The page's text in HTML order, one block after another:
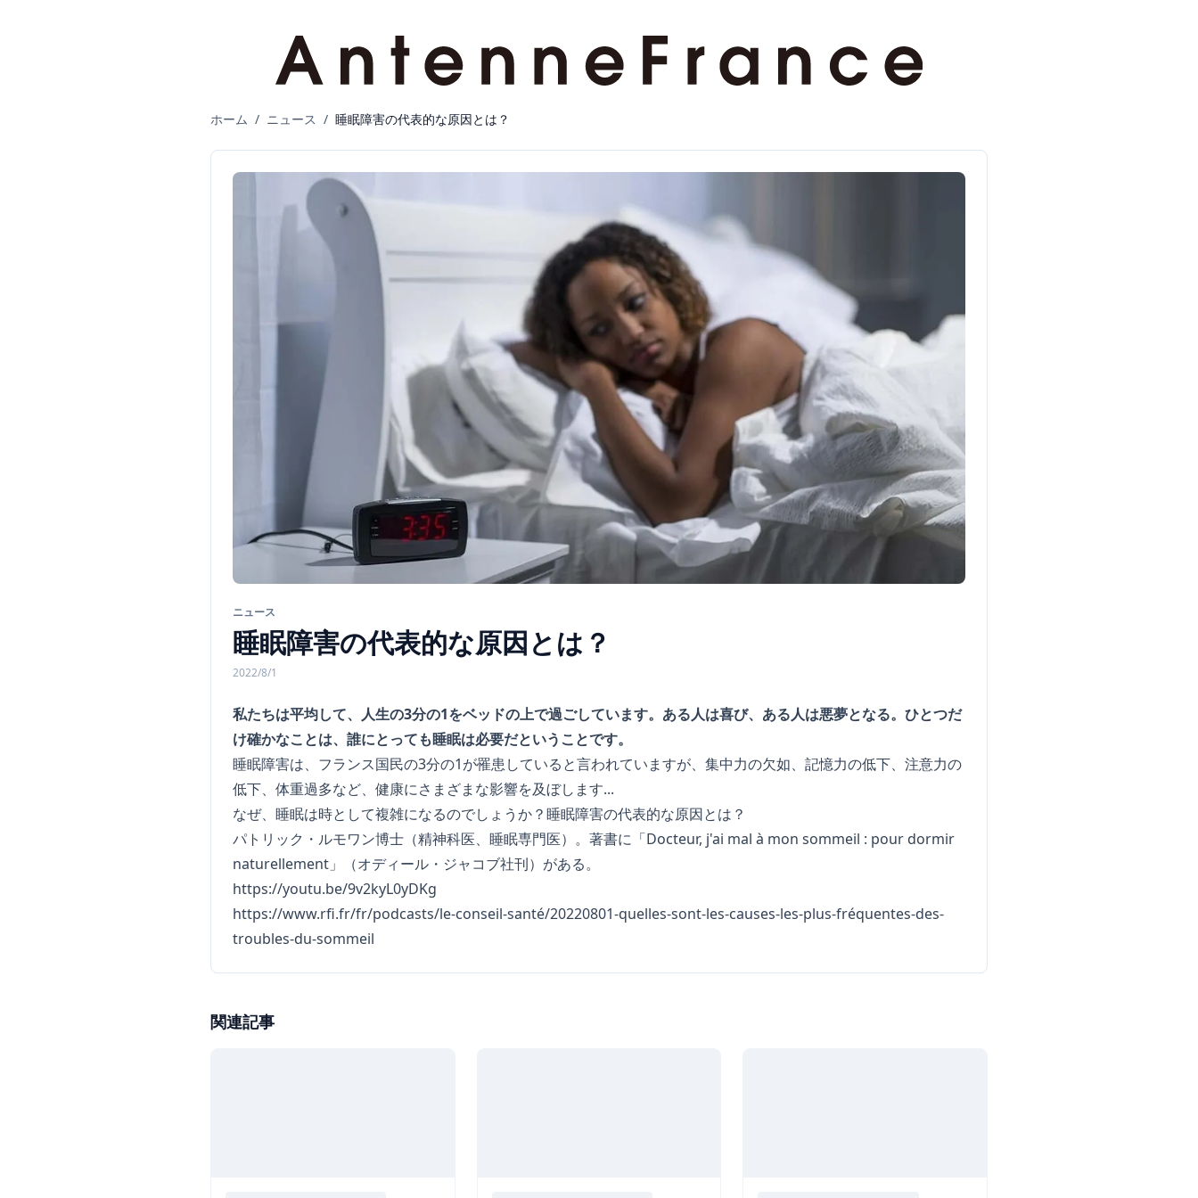
ホーム / ニュース / 睡眠障害の代表的な原因とは？
ニュース
睡眠障害の代表的な原因とは？
2022/8/1
私たちは平均して、人生の3分の1をベッドの上で過ごしています。ある人は喜び、ある人は悪夢となる。ひとつだ
け確かなことは、誰にとっても睡眠は必要だということです。
睡眠障害は、フランス国民の3分の1が罹患していると言われていますが、集中力の欠如、記憶力の低下、注意力の
低下、体重過多など、健康にさまざまな影響を及ぼします...
なぜ、睡眠は時として複雑になるのでしょうか？睡眠障害の代表的な原因とは？
パトリック・ルモワン博士（精神科医、睡眠専門医）。著書に「Docteur, j'ai mal à mon sommeil : pour dormir
naturellement」（オディール・ジャコブ社刊）がある。
https://youtu.be/9v2kyL0yDKg
https://www.rfi.fr/fr/podcasts/le-conseil-santé/20220801-quelles-sont-les-causes-les-plus-fréquentes-des-
troubles-du-sommeil
関連記事